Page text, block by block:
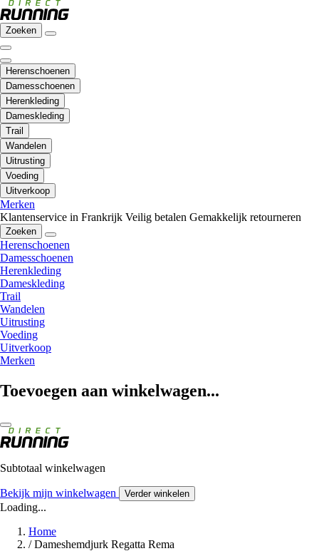
Zoeken
Herenschoenen
Damesschoenen
Herenkleding
Dameskleding
Trail
Wandelen
Uitrusting
Voeding
Uitverkoop
Merken
Klantenservice in Frankrijk Veilig betalen Gemakkelijk retourneren
Zoeken
Herenschoenen
Damesschoenen
Herenkleding
Dameskleding
Trail
Wandelen
Uitrusting
Voeding
Uitverkoop
Merken
Toevoegen aan winkelwagen...
Subtotaal winkelwagen
Bekijk mijn winkelwagen Verder winkelen
Loading...
Home
/ Dameshemdjurk Regatta Rema